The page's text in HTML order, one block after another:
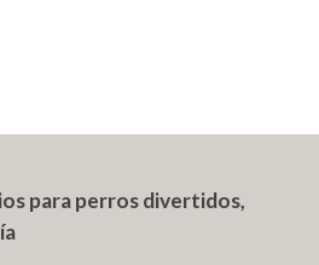
para perros divertidos,